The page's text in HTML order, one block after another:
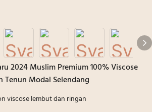
2024 Muslim Premium 100% Viscose
Tenun Modal Selendang
viscose lembut dan ringan